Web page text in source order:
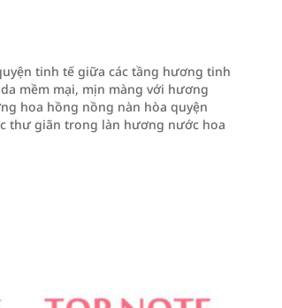
tinh tế giữa các tầng hương tinh
mềm mại, mịn màng với hương
hoa hồng nồng nàn hòa quyện
thư giãn trong làn hương nước hoa